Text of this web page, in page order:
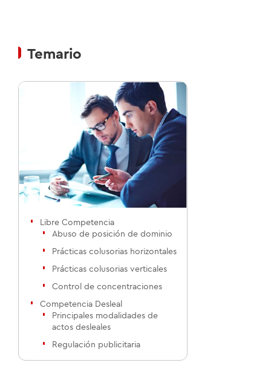
Temario
Libre Competencia
Abuso de posición de dominio
Prácticas colusorias horizontales
Prácticas colusorias verticales
Control de concentraciones
Competencia Desleal
Principales modalidades de
actos desleales
Regulación publicitaria